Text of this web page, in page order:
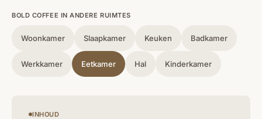
BOLD COFFEE IN ANDERE RUIMTES
Woonkamer Slaapkamer Keuken Badkamer
Werkkamer Eetkamer Hal Kinderkamer
INHOUD